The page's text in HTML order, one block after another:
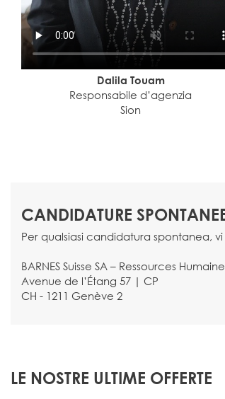
Dalila Touam
Responsabile d’agenzia
Sion
CANDIDATURE
Per qualsiasi candidatura spontanea,
BARNES Suisse SA – Ressources
Avenue de l’Étang 57 | CP
CH - 1211 Genève 2
LE NOSTRE ULTIME OFFERTE